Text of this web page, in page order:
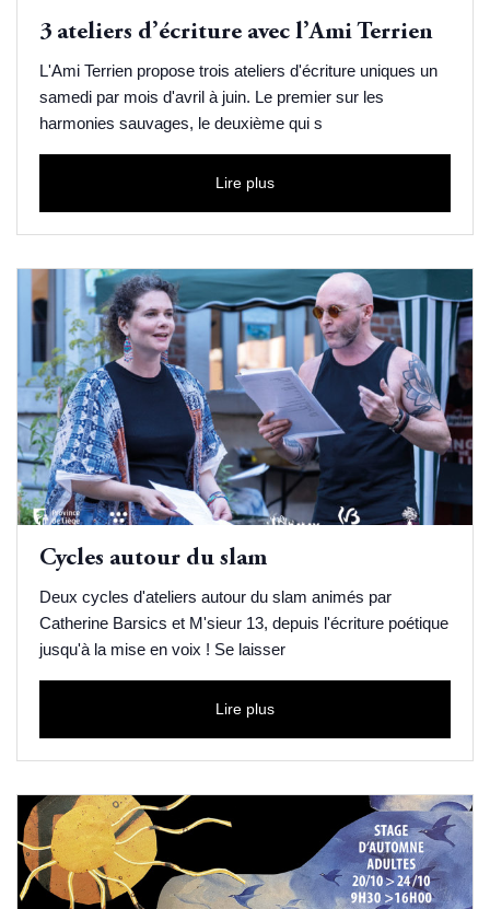
3 ateliers d’écriture avec l’Ami Terrien
L'Ami Terrien propose trois ateliers d'écriture uniques un
samedi par mois d'avril à juin. Le premier sur les
harmonies sauvages, le deuxième qui s
Lire plus
Cycles autour du slam
Deux cycles d'ateliers autour du slam animés par
Catherine Barsics et M'sieur 13, depuis l'écriture poétique
jusqu'à la mise en voix ! Se laisser
Lire plus